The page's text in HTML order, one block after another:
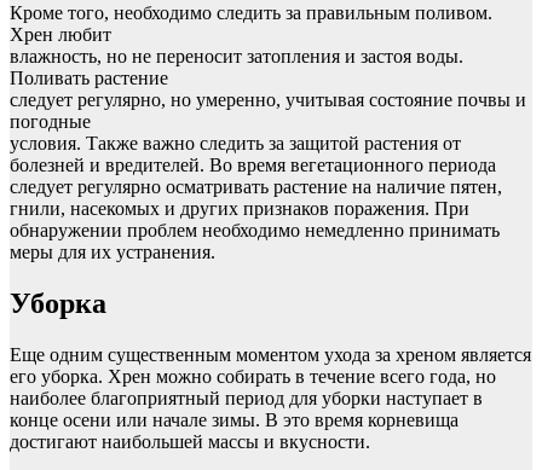
Кроме того, необходимо следить за правильным поливом.
Хрен любит
влажность, но не переносит затопления и застоя воды.
Поливать растение
следует регулярно, но умеренно, учитывая состояние почвы и
погодные
условия. Также важно следить за защитой растения от
болезней и вредителей. Во время вегетационного периода
следует регулярно осматривать растение на наличие пятен,
гнили, насекомых и других признаков поражения. При
обнаружении проблем необходимо немедленно принимать
меры для их устранения.
Уборка
Еще одним существенным моментом ухода за хреном является
его уборка. Хрен можно собирать в течение всего года, но
наиболее благоприятный период для уборки наступает в
конце осени или начале зимы. В это время корневища
достигают наибольшей массы и вкусности.